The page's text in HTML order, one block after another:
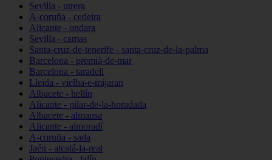
Sevilla - utrera
A-coruña - cedeira
Alicante - ondara
Sevilla - camas
Santa-cruz-de-tenerife - santa-cruz-de-la-palma
Barcelona - premià-de-mar
Barcelona - taradell
Lleida - vielha-e-mijaran
Albacete - hellín
Alicante - pilar-de-la-horadada
Albacete - almansa
Alicante - almoradí
A-coruña - sada
Jaén - alcalá-la-real